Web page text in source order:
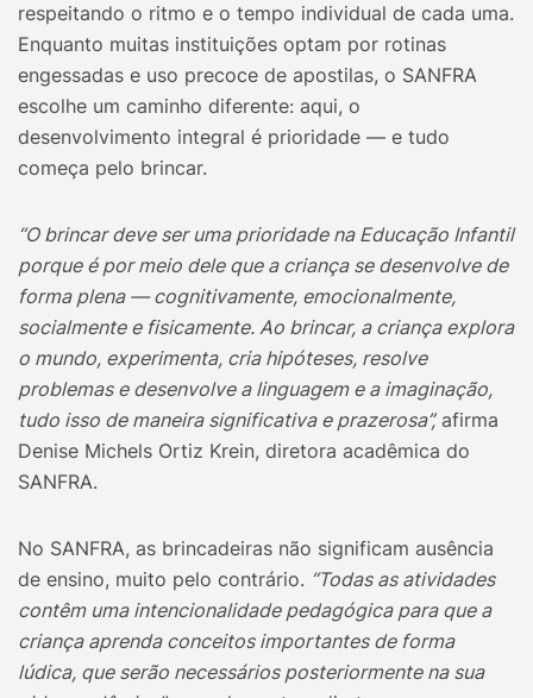
respeitando o ritmo e o tempo individual de cada uma.
Enquanto muitas instituições optam por rotinas
engessadas e uso precoce de apostilas, o SANFRA
escolhe um caminho diferente: aqui, o
desenvolvimento integral é prioridade — e tudo
começa pelo brincar.
“O brincar deve ser uma prioridade na Educação Infantil
porque é por meio dele que a criança se desenvolve de
forma plena — cognitivamente, emocionalmente,
socialmente e fisicamente. Ao brincar, a criança explora
o mundo, experimenta, cria hipóteses, resolve
problemas e desenvolve a linguagem e a imaginação,
tudo isso de maneira significativa e prazerosa”,afirma
Denise Michels Ortiz Krein, diretora acadêmica do
SANFRA.
No SANFRA, as brincadeiras não significam ausência
de ensino, muito pelo contrário. “Todas as atividades
contêm uma intencionalidade pedagógica para que a
criança aprenda conceitos importantes de forma
lúdica, que serão necessários posteriormente na sua